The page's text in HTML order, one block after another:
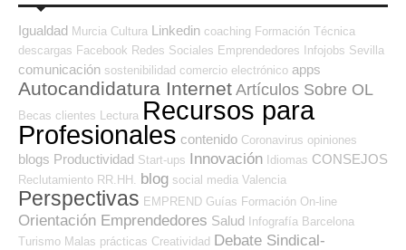
Igualdad Murcia Cultura Linkedin coaching Formación Técnica
descargas Facebook Redes Sociales Emprendedores Infojobs Sevilla
comunicación sostenibilidad comercio electrónico apps
Autocandidatura Internet Artículos Sobre OL
Becas clientes Lectura Recursos para
Profesionales contenido Coronavirus opiniones
blogs Productividad Start-ups Innovación Idiomas CONSEJOS
Reclutamiento RR.HH. blog social media Valencia
Perspectivas EMPREND Guías Formación On-line
Orientación Emprendedores Salud Infografía Barcelona
Turismo Malas prácticas Creatividad Debate Sindical-